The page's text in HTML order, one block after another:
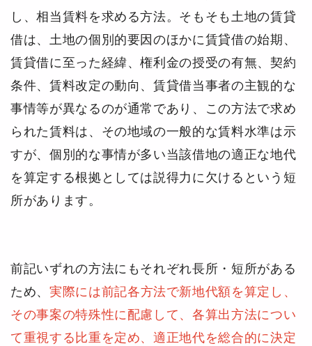
し、相当賃料を求める方法。そもそも土地の賃貸
借は、土地の個別的要因のほかに賃貸借の始期、
賃貸借に至った経緯、権利金の授受の有無、契約
条件、賃料改定の動向、賃貸借当事者の主観的な
事情等が異なるのが通常であり、この方法で求め
られた賃料は、その地域の一般的な賃料水準は示
すが、個別的な事情が多い当該借地の適正な地代
を算定する根拠としては説得力に欠けるという短
所があります。
前記いずれの方法にもそれぞれ長所・短所がある
ため、 実際には前記各方法で新地代額を算定し、
その事案の特殊性に配慮して、各算出方法につい
て重視する比重を定め、適正地代を総合的に決定